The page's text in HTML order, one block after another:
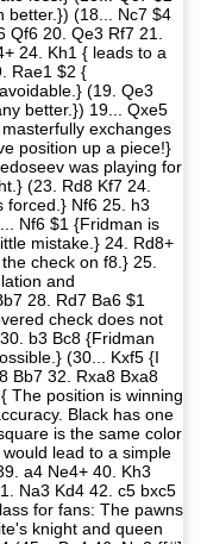
better.}) (18... Nc7 $4
20. Qe3 Rf7 21.
24. Kh1 { leads to a
Rae1 $2 {
(19. Qe3
better.}) 19... Qxe5
exchanges
position up a piece!}
was playing for
(23. Rd8 Kf7 24.
forced.} Nf6 25. h3
Nf6 $1 {Fridman is
mistake.} 24. Rd8+
check on f8.} 25.
and
28. Rd7 Ba6 $1
check does not
b3 Bc8 {Fridman
(30... Kxf5 {I
Bb7 32. Rxa8 Bxa8
The position is winning
Black has one
is the same color
lead to a simple
a4 Ne4+ 40. Kh3
Na3 Kd4 42. c5 bxc5
for fans: The pawns
knight and queen